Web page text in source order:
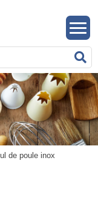
de poule inox